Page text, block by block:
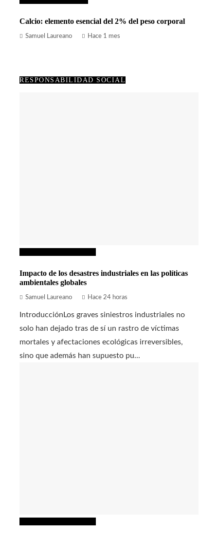
Calcio: elemento esencial del 2% del peso corporal
Samuel Laureano Hace 1 mes
RESPONSABILIDAD SOCIAL
Impacto de los desastres industriales en las políticas
ambientales globales
Samuel Laureano Hace 24 horas
IntroducciónLos graves siniestros industriales no
solo han dejado tras de sí un rastro de víctimas
mortales y afectaciones ecológicas irreversibles,
sino que además han supuesto pu...